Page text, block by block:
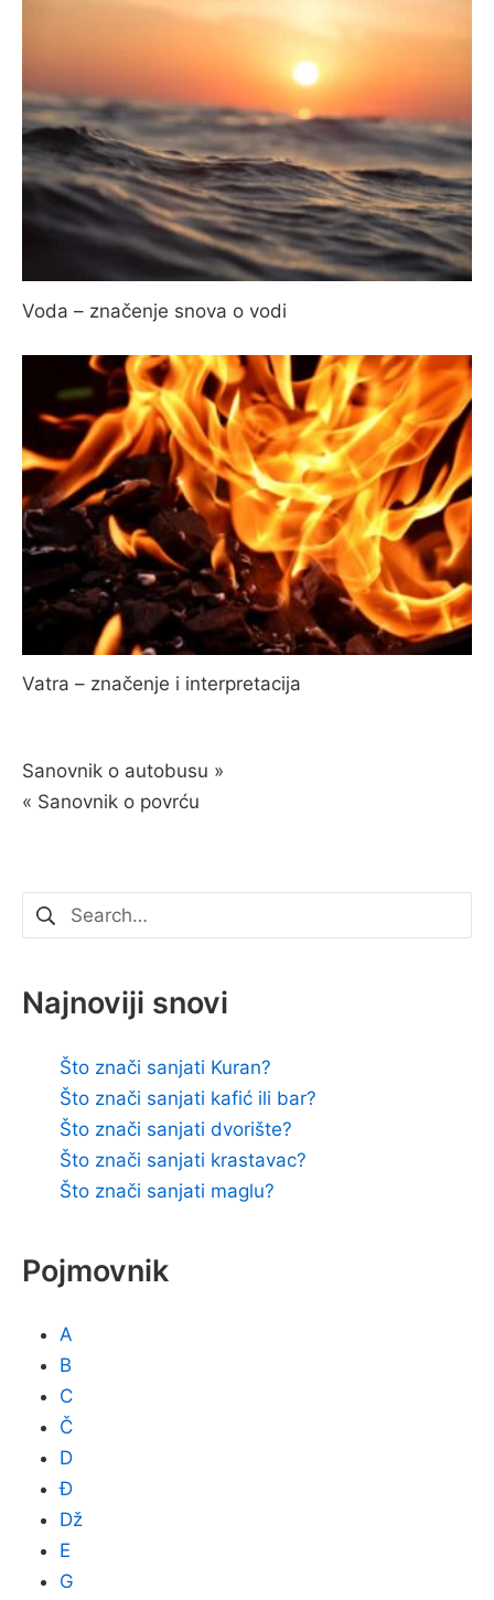
Voda – značenje snova o vodi
Vatra – značenje i interpretacija
Navigacija
objava
Sanovnik o autobusu »
« Sanovnik o povrću
Pretraži:
Najnoviji snovi
Što znači sanjati Kuran?
Što znači sanjati kafić ili bar?
Što znači sanjati dvorište?
Što znači sanjati krastavac?
Što znači sanjati maglu?
Pojmovnik
A
B
C
Č
D
Đ
Dž
E
G